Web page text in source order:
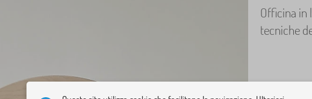
Officina in
tecniche